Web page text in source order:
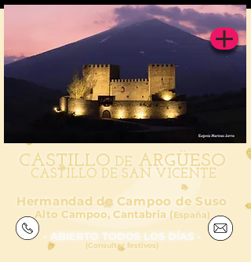
CASTILLO DE ARGÜESO
CASTILLO DE SAN VICENTE
Hermandad de Campoo de Suso
Alto Campoo, Cantabria (España)
- ABIERTO TODOS LOS DÍAS -
(Consultar festivos)